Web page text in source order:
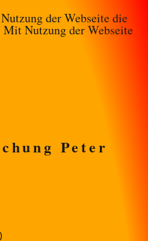
der Webseite die
Mit Nutzung der Webseite
Peter